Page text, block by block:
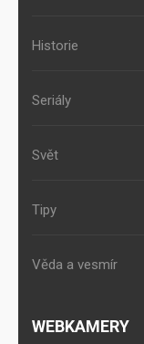
Historie
Seriály
Svět
Tipy
Věda a vesmír
WEBKAMERY